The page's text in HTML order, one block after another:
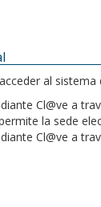
al
Cl@ve a
la sede
Cl@ve a